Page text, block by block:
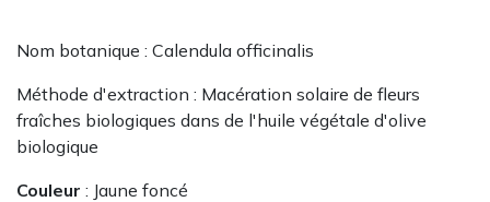
Nom botanique : Calendula officinalis
Méthode d'extraction : Macération solaire de fleurs
fraîches biologiques dans de l'huile végétale d'olive
biologique
Couleur : Jaune foncé